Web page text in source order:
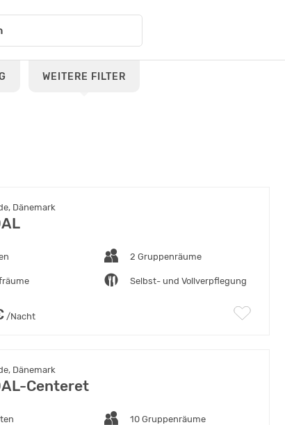
WEITERE FILTER
Dänemark
2 Gruppenräume
Selbst- und Vollverpflegung
/Nacht
Dänemark
Centeret
10 Gruppenräume